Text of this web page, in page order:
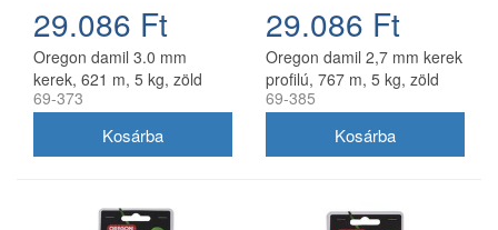
29.086 Ft
Oregon damil 3.0 mm
kerek, 621 m, 5 kg, zöld
69-373
29.086 Ft
Oregon damil 2,7 mm kerek
profilú, 767 m, 5 kg, zöld
69-385